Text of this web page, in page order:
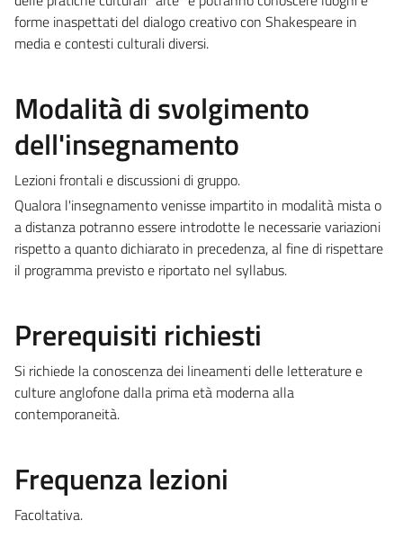
forme inaspettati del dialogo creativo con Shakespeare in
media e contesti culturali diversi.
Modalità di svolgimento
dell'insegnamento
Lezioni frontali e discussioni di gruppo.
Qualora l'insegnamento venisse impartito in modalità mista o
a distanza potranno essere introdotte le necessarie variazioni
rispetto a quanto dichiarato in precedenza, al fine di rispettare
il programma previsto e riportato nel syllabus.
Prerequisiti richiesti
Si richiede la conoscenza dei lineamenti delle letterature e
culture anglofone dalla prima età moderna alla
contemporaneità.
Frequenza lezioni
Facoltativa.